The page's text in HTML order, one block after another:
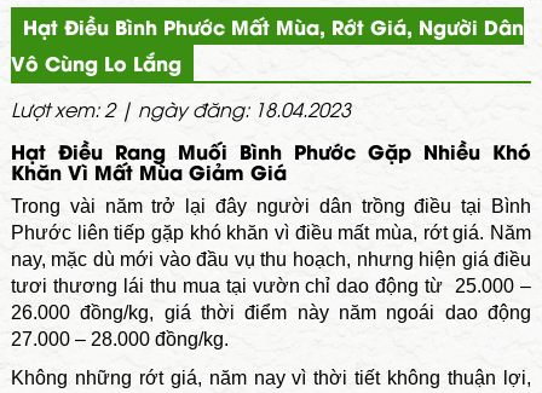
Hạt Điều Bình Phước Mất Mùa, Rớt Giá, Người Dân
Vô Cùng Lo Lắng
Lượt xem: 2 | ngày đăng: 18.04.2023
Hạt Điều Rang Muối Bình Phước Gặp Nhiều Khó
Khăn Vì Mất Mùa Giảm Giá
Trong vài năm trở lại đây người dân trồng điều tại Bình
Phước liên tiếp gặp khó khăn vì điều mất mùa, rớt giá. Năm
nay, mặc dù mới vào đầu vụ thu hoạch, nhưng hiện giá điều
tươi thương lái thu mua tại vườn chỉ dao động từ 25.000 –
26.000 đồng/kg, giá thời điểm này năm ngoái dao động
27.000 – 28.000 đồng/kg.
Không những rớt giá, năm nay vì thời tiết không thuận lợi,